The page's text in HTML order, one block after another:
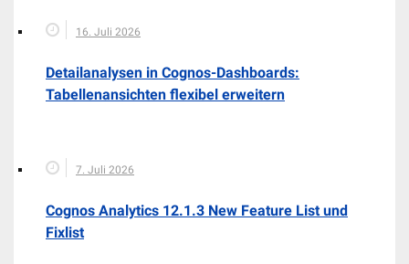
16. Juli 2026
Detailanalysen in Cognos-Dashboards:
Tabellenansichten flexibel erweitern
7. Juli 2026
Cognos Analytics 12.1.3 New Feature List und
Fixlist